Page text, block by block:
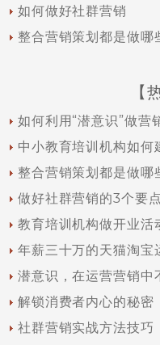
如何做好社群营销
整合营销策划都是做哪
【
如何利用“潜意识”做营
中小教育培训机构如何
整合营销策划都是做哪
做好社群营销的3个要点
教育培训机构做开业活
年薪三十万的天猫淘宝
潜意识，在运营营销中
解锁消费者内心的秘密
社群营销实战方法技巧